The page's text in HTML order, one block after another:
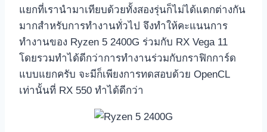
แยกที่เรานำมาเทียบด้วยทั้งสองรุ่นก็ไม่ได้แตกต่างกัน
มากสำหรับการทำงานทั่วไป จึงทำให้คะแนนการ
ทำงานของ Ryzen 5 2400G ร่วมกับ RX Vega 11
โดยรวมทำได้ดีกว่าการทำงานร่วมกับกราฟิกการ์ด
แบบแยกครับ จะมีก็เพียงการทดสอบด้วย OpenCL
เท่านั้นที่ RX 550 ทำได้ดีกว่า